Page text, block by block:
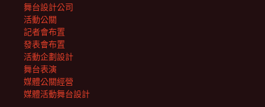
舞台設計公司
活動公關
記者會布置
發表會布置
活動企劃設計
舞台表演
媒體公關經營
媒體活動舞台設計